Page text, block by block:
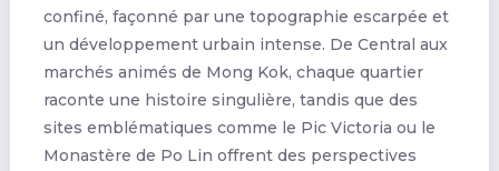
confiné, façonné par une topographie escarpée et
un développement urbain intense. De Central aux
marchés animés de Mong Kok, chaque quartier
raconte une histoire singulière, tandis que des
sites emblématiques comme le Pic Victoria ou le
Monastère de Po Lin offrent des perspectives